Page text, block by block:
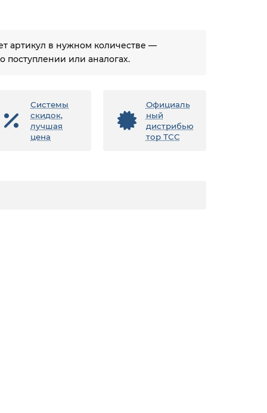
артикул в нужном количестве —
или аналогах.
Системы
скидок,
лучшая
цена
Официаль
ный
дистрибью
тор ТСС